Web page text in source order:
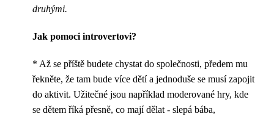
druhými.
Jak pomoci introvertovi?
* Až se příště budete chystat do společnosti, předem mu
řekněte, že tam bude více dětí a jednoduše se musí zapojit
do aktivit. Užitečné jsou například moderované hry, kde
se dětem říká přesně, co mají dělat - slepá bába,